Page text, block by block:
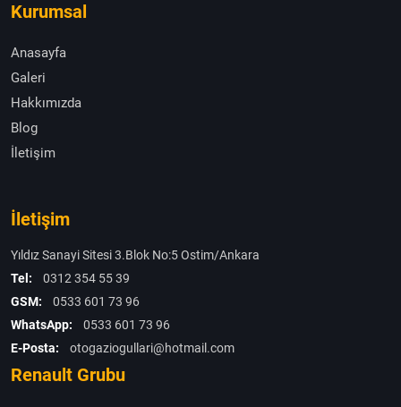
Kurumsal
Anasayfa
Galeri
Hakkımızda
Blog
İletişim
İletişim
Yıldız Sanayi Sitesi 3.Blok No:5 Ostim/Ankara
Tel:
0312 354 55 39
GSM:
0533 601 73 96
WhatsApp:
0533 601 73 96
E-Posta:
otogaziogullari@hotmail.com
Renault Grubu